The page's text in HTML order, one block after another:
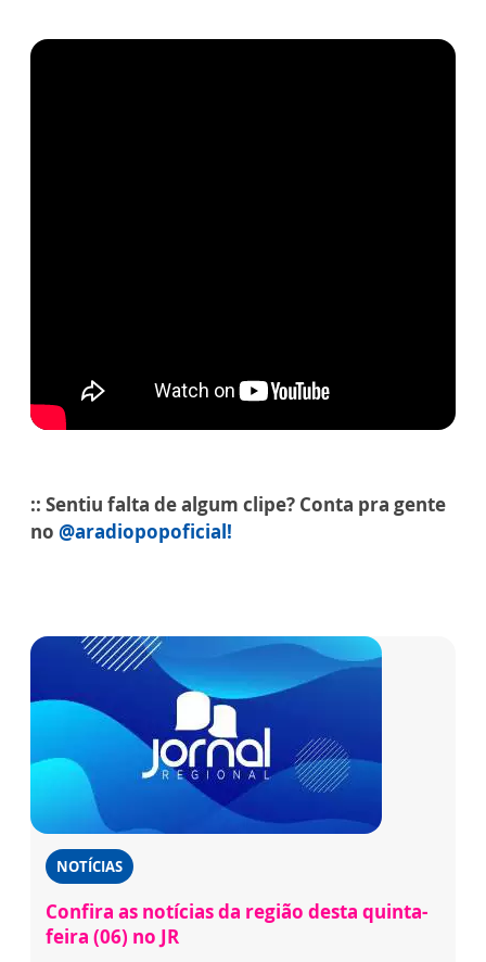
:: Sentiu falta de algum clipe? Conta pra gente
no @aradiopopoficial!
NOTÍCIAS
Confira as notícias da região desta quinta-
feira (06) no JR